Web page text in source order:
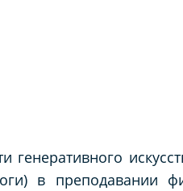
генеративного
в преподавании